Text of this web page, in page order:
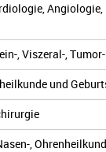
, Viszeral-,
und
,